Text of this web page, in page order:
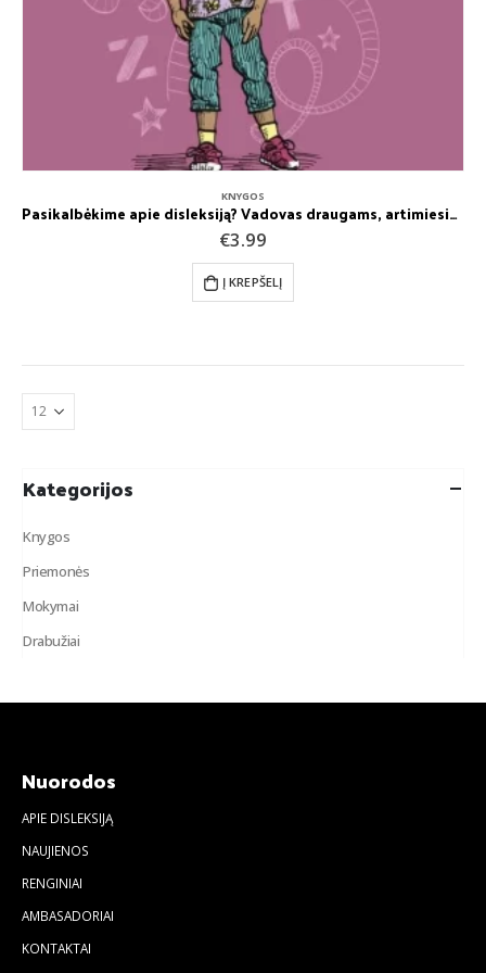
KNYGOS
Pasikalbėkime apie disleksiją? Vadovas draugams, artimiesiems, specialistams. Alanas M. Hultquistas
€3.99
Į KREPŠELĮ
Kategorijos
Knygos
Priemonės
Mokymai
Drabužiai
Nuorodos
APIE DISLEKSIJĄ
NAUJIENOS
RENGINIAI
AMBASADORIAI
KONTAKTAI